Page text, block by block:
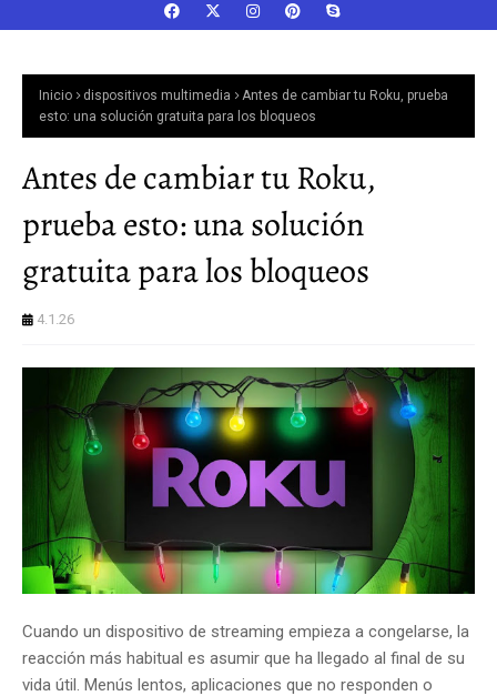
Inicio dispositivos multimedia
Antes de cambiar tu Roku, prueba
esto: una solución gratuita para los bloqueos
Antes de cambiar tu Roku,
prueba esto: una solución
gratuita para los bloqueos
4.1.26
Cuando un dispositivo de streaming empieza a congelarse, la
reacción más habitual es asumir que ha llegado al final de su
vida útil. Menús lentos, aplicaciones que no responden o